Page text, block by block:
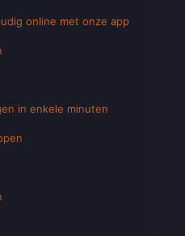
online met onze app
in enkele minuten